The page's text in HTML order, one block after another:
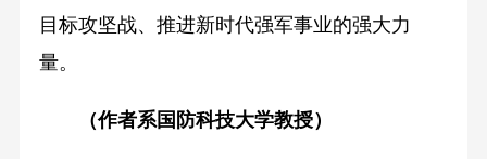
目标攻坚战、推进新时代强军事业的强大力
量。
（作者系国防科技大学教授）